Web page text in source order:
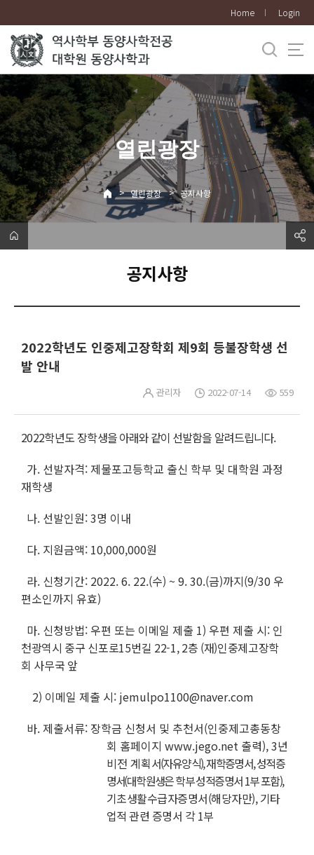
로
메
뉴
Home Login
열린광장
> 열린광장 > 공지사항
공지사항
2022학년도 인중제고장학회 제9회 등불장학생 선
발 안내
관리자 2022-07-14 559
2022학년도 장학생을 아래와 같이 선발함을 알려드립니다.
가. 선발자격: 제물포고등학교 출신 학부 및 대학원 과정
재학생
나. 선발인원: 3명 이내
다. 지원금액: 10,000,000원
라. 신청기간: 2022. 6. 22.(수) ~ 9. 30.(금)까지(9/30 우
편소인까지 유효)
마. 신청방법: 우편 또는 이메일 제출 1) 우편 제출 시: 인
천광역시 중구 신포로15번길 22-1, 2층 (재)인중제고장학
회 사무국 앞
2) 이메일 제출 시: jemulpo1100@naver.com
바. 제출서류: 장학금 신청서 및 추천서(인중제고총동창
회 홈페이지 www.jego.net출력),3년
비전 계획서(자유양식), 재학증명서, 성적증
명서(대학원생은 학부 성적증명서 1부 포함),
기초생활수급자증명서(해당자만), 기타
업적 관련 증명서 각 1부